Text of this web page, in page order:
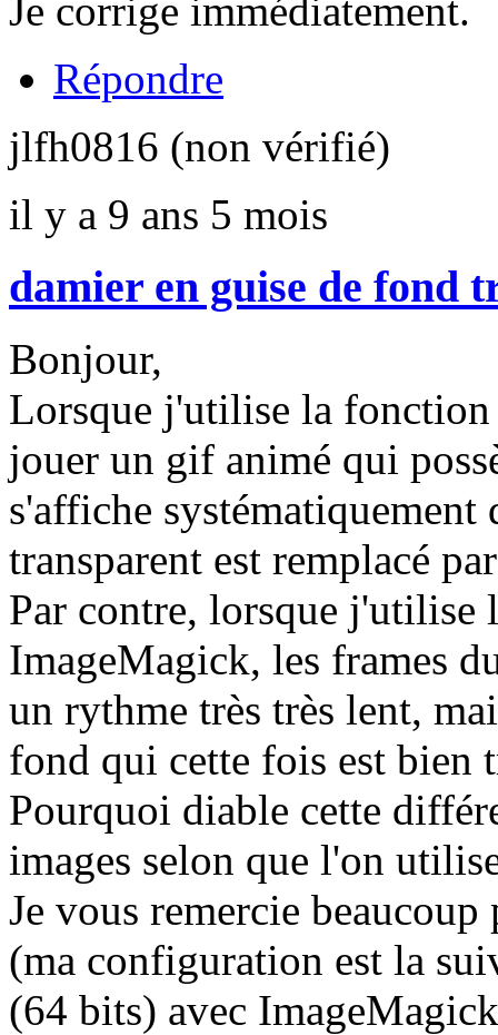
Je corrige immédiatement.
Répondre
jlfh0816 (non vérifié)
il y a 9 ans 5 mois
damier en guise de fond
Bonjour,
Lorsque j'utilise la
jouer un gif animé qui
s'affiche
transparent est remplacé
Par contre, lorsque
ImageMagick, les frames
un rythme très très lent,
fond qui cette fois est bien
Pourquoi diable cette
images selon que l'on
Je vous remercie
(ma configuration est la
(64 bits) avec